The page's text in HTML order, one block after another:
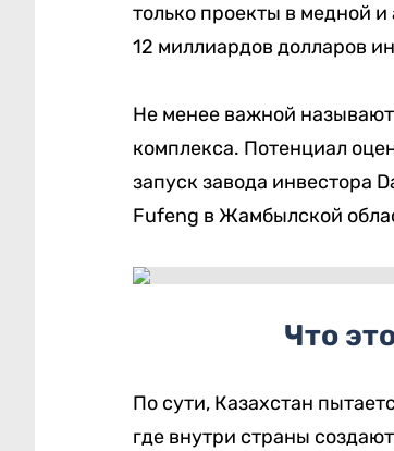
только проекты в медной
12 миллиардов долларов
Не менее важной
комплекса. Потенциал
запуск завода инвестора
Fufeng в Жамбылской
Что
По сути, Казахстан
где внутри страны